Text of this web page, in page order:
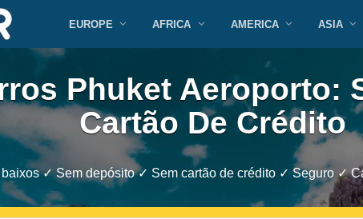
EUROPE AFRICA AMERICA ASIA
Phuket Aeroporto:
Cartão De Crédito
✓ Sem depósito ✓ Sem cartão de crédito ✓ Seguro ✓